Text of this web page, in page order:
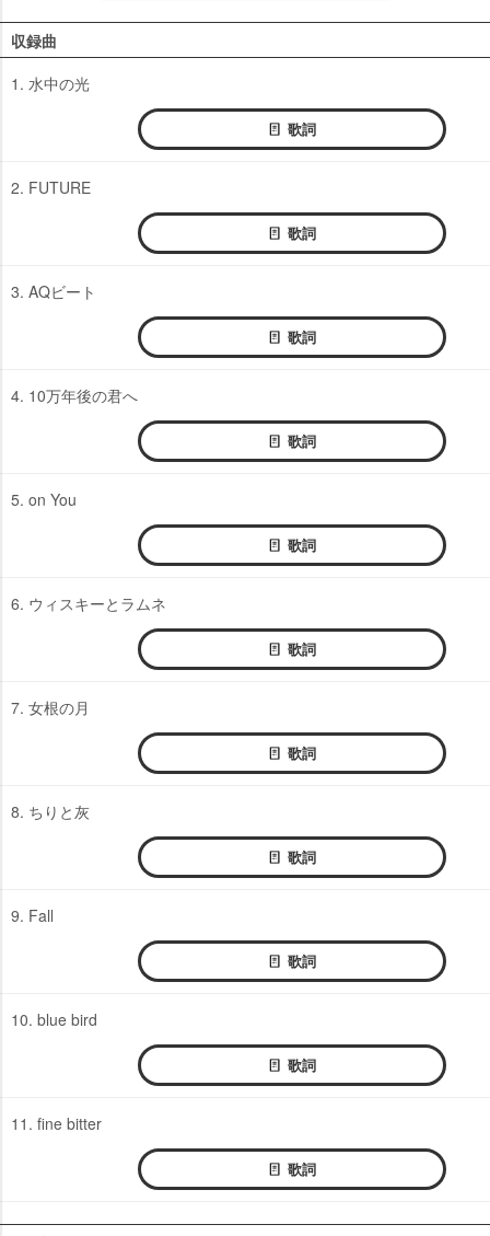
収録曲
1. 水中の光
歌詞
2. FUTURE
歌詞
3. AQビート
歌詞
4. 10万年後の君へ
歌詞
5. on You
歌詞
6. ウィスキーとラムネ
歌詞
7. 女根の月
歌詞
8. ちりと灰
歌詞
9. Fall
歌詞
10. blue bird
歌詞
11. fine bitter
歌詞